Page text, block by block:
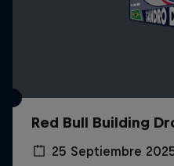
Red Bull Building
25 Septiembre